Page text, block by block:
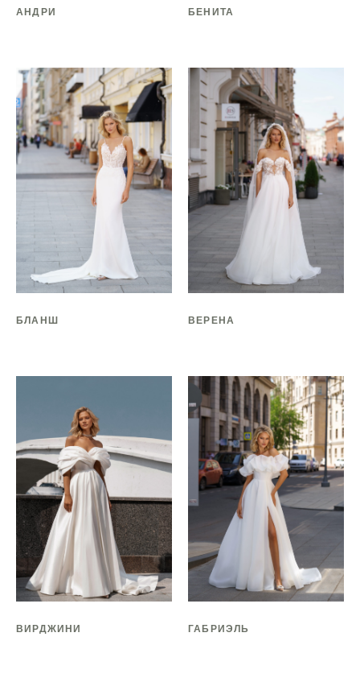
АНДРИ БЕНИТА
БЛАНШ ВЕРЕНА
ВИРДЖИНИ ГАБРИЭЛЬ